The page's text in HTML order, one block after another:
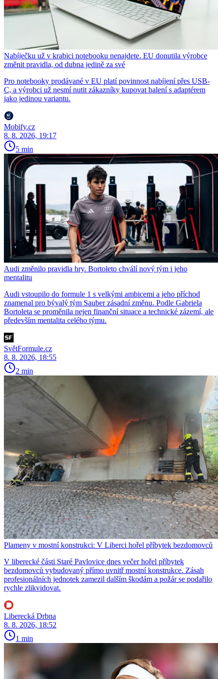
Nabíječku už v krabici notebooku nenajdete. EU donutila výrobce
změnit pravidla, od dubna jedině za své
Pro notebooky prodávané v EU platí povinnost nabíjení přes USB-
C, a výrobci už nesmí nutit zákazníky kupovat balení s adaptérem
jako jedinou variantu.
Mobify.cz
8. 8. 2026, 19:17
5 min
Audi změnilo pravidla hry. Bortoleto chválí nový tým i jeho
mentalitu
Audi vstoupilo do formule 1 s velkými ambicemi a jeho příchod
znamenal pro bývalý tým Sauber zásadní změnu. Podle Gabriela
Bortoleta se proměnila nejen finanční situace a technické zázemí, ale
především mentalita celého týmu.
SvětFormule.cz
8. 8. 2026, 18:55
2 min
Plameny v mostní konstrukci: V Liberci hořel příbytek bezdomovců
V liberecké části Staré Pavlovice dnes večer hořel příbytek
bezdomovců vybudovaný přímo uvnitř mostní konstrukce. Zásah
profesionálních jednotek zamezil dalším škodám a požár se podařilo
rychle zlikvidovat.
Liberecká Drbna
8. 8. 2026, 18:52
1 min